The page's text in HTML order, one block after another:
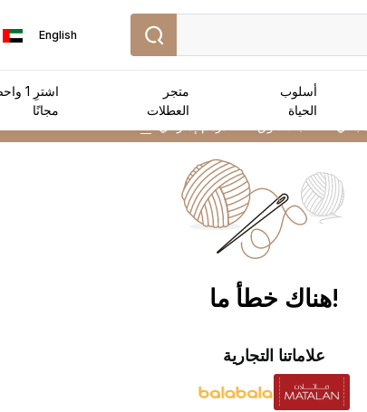
English
أسلوب
الحياة
متجر
العطلات
مجانًا
!هناك خطأ ما
علاماتنا التجارية